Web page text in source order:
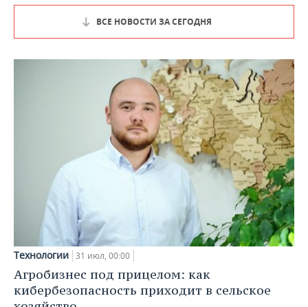
ВСЕ НОВОСТИ ЗА СЕГОДНЯ
Технологии 31 июл, 00:00
Агробизнес под прицелом: как
кибербезопасность приходит в сельское